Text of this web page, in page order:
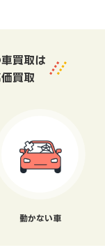
買取は
買取
動かない車